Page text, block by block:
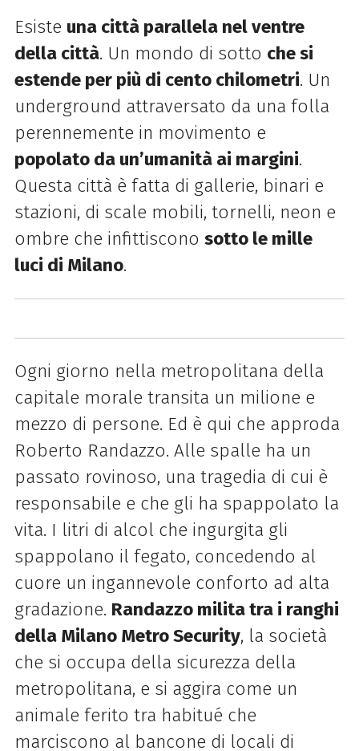
Esiste una città parallela nel ventre
della città. Un mondo di sotto che si
estende per più di cento chilometri. Un
underground attraversato da una folla
perennemente in movimento e
popolato da un’umanità ai margini.
Questa città è fatta di gallerie, binari e
stazioni, di scale mobili, tornelli, neon e
ombre che infittiscono sotto le mille
luci di Milano.
Ogni giorno nella metropolitana della
capitale morale transita un milione e
mezzo di persone. Ed è qui che approda
Roberto Randazzo. Alle spalle ha un
passato rovinoso, una tragedia di cui è
responsabile e che gli ha spappolato la
vita. I litri di alcol che ingurgita gli
spappolano il fegato, concedendo al
cuore un ingannevole conforto ad alta
gradazione. Randazzo milita tra i ranghi
della Milano Metro Security, la società
che si occupa della sicurezza della
metropolitana, e si aggira come un
animale ferito tra habitué che
marciscono al bancone di locali di